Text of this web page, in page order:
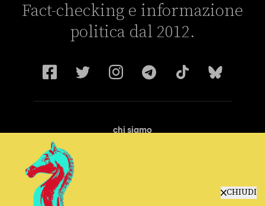
CHIUDI
Fact-checking e informazione
politica dal 2012.
chi siamo